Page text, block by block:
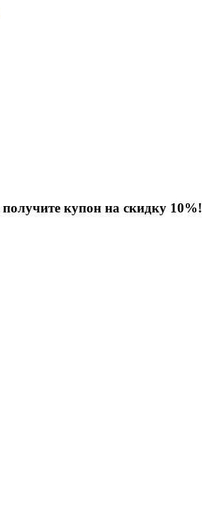
купон на скидку 10%!